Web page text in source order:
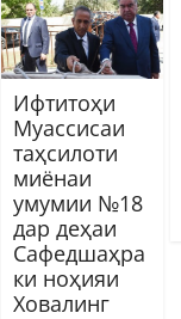
Ифтитоҳи
Муассисаи
таҳсилоти
миёнаи
умумии №18
дар деҳаи
Сафедшаҳра
ки ноҳияи
Ховалинг